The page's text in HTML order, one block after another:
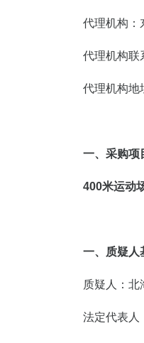
代理机构：
代理机构联
代理机构地
一、采购项
400米运动
一、 质疑人
质疑人：北
法定代表人